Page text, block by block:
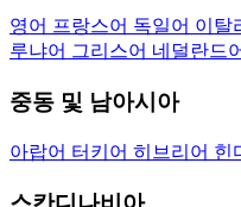
영어 프랑스어 독일어 이탈
루냐어 그리스어 네덜란드
중동 및 남아시아
아랍어 터키어 히브리어 힌